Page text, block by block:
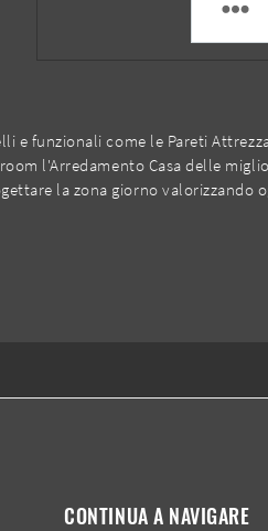
e funzionali come le Pareti
l'Arredamento Casa delle
la zona giorno valorizzando
CONTINUA A NAVIGARE